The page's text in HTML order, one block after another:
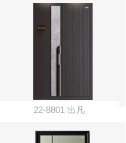
22-8801 出凡